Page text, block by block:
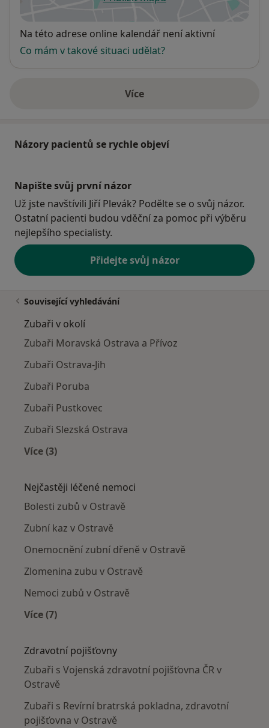
se otevře v nové záložce
Dostupnost
Na této adrese online kalendář není aktivní
Co mám v takové situaci udělat?
Víceo adrese
Názory pacientů se rychle objeví
Napište svůj první názor
Už jste navštívili Jiří Plevák? Podělte se o svůj názor.
Ostatní pacienti budou vděční za pomoc při výběru
nejlepšího specialisty.
Přidejte svůj názor
Související vyhledávání
Zubaři v okolí
Zubaři Moravská Ostrava a Přívoz
Zubaři Ostrava-Jih
Zubaři Poruba
Zubaři Pustkovec
Zubaři Slezská Ostrava
Více (3)
Nejčastěji léčené nemoci
Bolesti zubů v Ostravě
Zubní kaz v Ostravě
Onemocnění zubní dřeně v Ostravě
Zlomenina zubu v Ostravě
Nemoci zubů v Ostravě
Více (7)
Zdravotní pojišťovny
Zubaři s Vojenská zdravotní pojišťovna ČR v
Ostravě
Zubaři s Revírní bratrská pokladna, zdravotní
pojišťovna v Ostravě